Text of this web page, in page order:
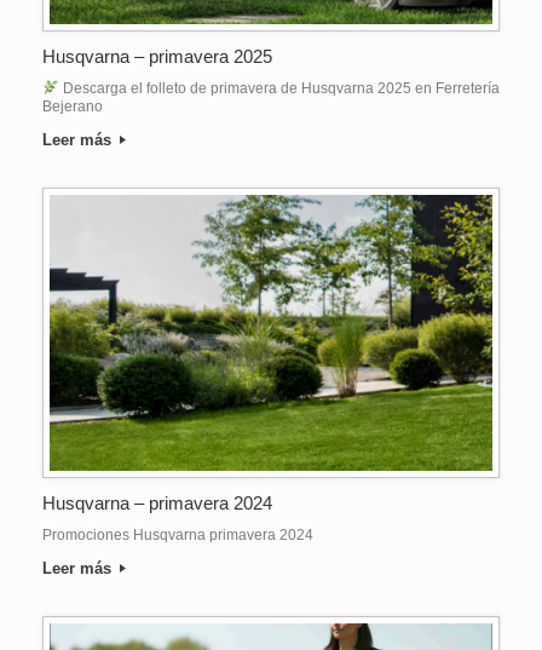
Husqvarna – primavera 2025
Descarga el folleto de primavera de Husqvarna 2025 en Ferretería
Bejerano
Leer más
Husqvarna – primavera 2024
Promociones Husqvarna primavera 2024
Leer más